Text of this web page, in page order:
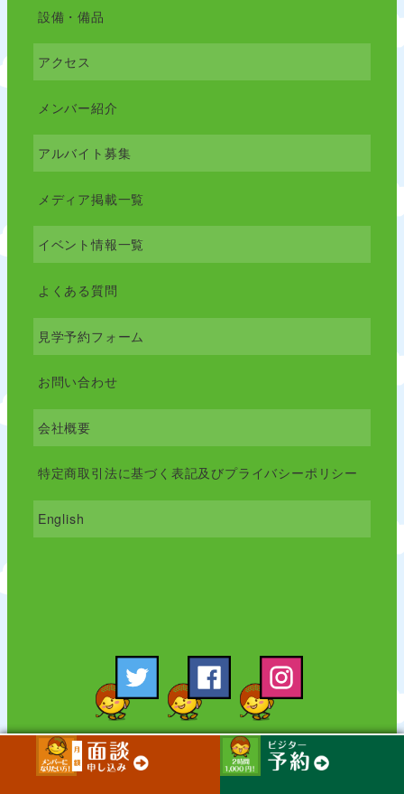
設備・備品
アクセス
メンバー紹介
アルバイト募集
メディア掲載一覧
イベント情報一覧
よくある質問
見学予約フォーム
お問い合わせ
会社概要
特定商取引法に基づく表記及びプライバシーポリシー
English